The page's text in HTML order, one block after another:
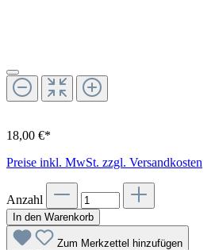
18,00 €*
Preise inkl. MwSt. zzgl. Versandkosten
Anzahl
In den Warenkorb
Zum Merkzettel hinzufügen